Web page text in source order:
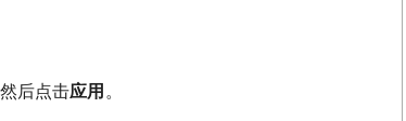
后点击应用。